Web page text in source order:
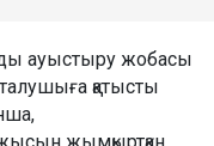
ауыстыру жобасы
қатысты